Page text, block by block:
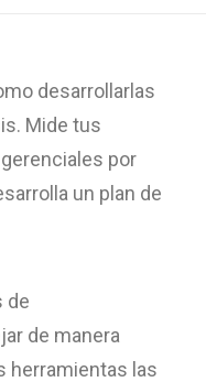
desarrollarlas
Mide tus
por
un plan de
de
de manera
herramientas las